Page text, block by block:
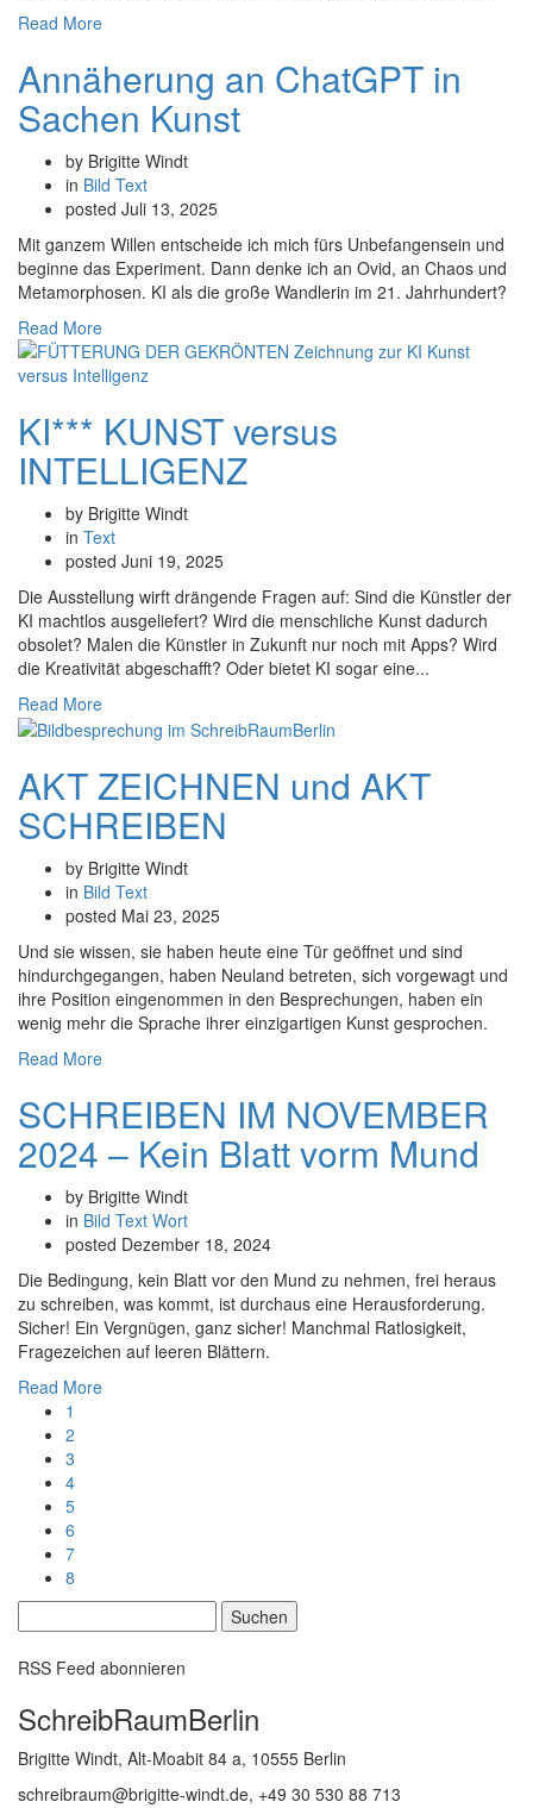
Read More
Annäherung an ChatGPT in
Sachen Kunst
by Brigitte Windt
in Bild Text
posted Juli 13, 2025
Mit ganzem Willen entscheide ich mich fürs Unbefangensein und
beginne das Experiment. Dann denke ich an Ovid, an Chaos und
Metamorphosen. KI als die große Wandlerin im 21. Jahrhundert?
Read More
KI*** KUNST versus
INTELLIGENZ
by Brigitte Windt
in Text
posted Juni 19, 2025
Die Ausstellung wirft drängende Fragen auf: Sind die Künstler der
KI machtlos ausgeliefert? Wird die menschliche Kunst dadurch
obsolet? Malen die Künstler in Zukunft nur noch mit Apps? Wird
die Kreativität abgeschafft? Oder bietet KI sogar eine...
Read More
AKT ZEICHNEN und AKT
SCHREIBEN
by Brigitte Windt
in Bild Text
posted Mai 23, 2025
Und sie wissen, sie haben heute eine Tür geöffnet und sind
hindurchgegangen, haben Neuland betreten, sich vorgewagt und
ihre Position eingenommen in den Besprechungen, haben ein
wenig mehr die Sprache ihrer einzigartigen Kunst gesprochen.
Read More
SCHREIBEN IM NOVEMBER
2024 – Kein Blatt vorm Mund
by Brigitte Windt
in Bild Text Wort
posted Dezember 18, 2024
Die Bedingung, kein Blatt vor den Mund zu nehmen, frei heraus
zu schreiben, was kommt, ist durchaus eine Herausforderung.
Sicher! Ein Vergnügen, ganz sicher! Manchmal Ratlosigkeit,
Fragezeichen auf leeren Blättern.
Read More
1
2
3
4
5
6
7
8
nach:
RSS Feed abonnieren
SchreibRaumBerlin
Brigitte Windt, Alt-Moabit 84 a, 10555 Berlin
schreibraum@brigitte-windt.de, +49 30 530 88 713